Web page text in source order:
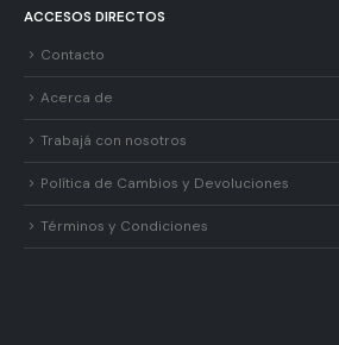
ACCESOS DIRECTOS
Contacto
Acerca de
Trabajá con nosotros
Política de Cambios y Devoluciones
Términos y Condiciones